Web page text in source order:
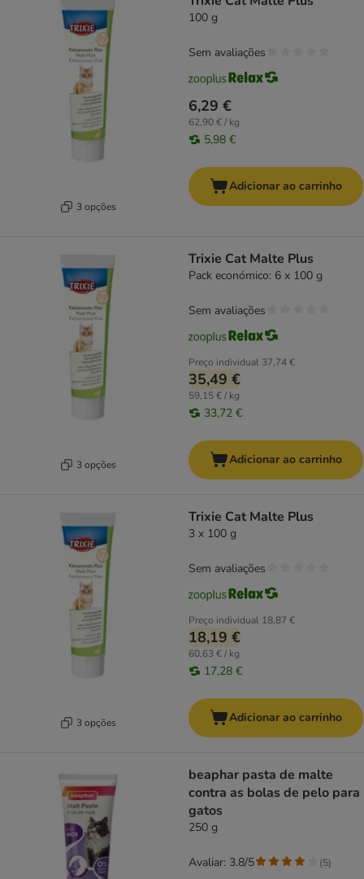
3 opções
100 g
6,29 €
62,90 € / kg
5,98 €
Sem avaliações
Adicionar ao carrinho
3 opções
Trixie Cat Malte Plus
Pack económico: 6 x 100 g
Preço individual 37,74 €
35,49 €
59,15 € / kg
33,72 €
Sem avaliações
Adicionar ao carrinho
3 opções
Trixie Cat Malte Plus
3 x 100 g
Preço individual 18,87 €
18,19 €
60,63 € / kg
17,28 €
Sem avaliações
Adicionar ao carrinho
beaphar pasta de malte
contra as bolas de pelo para
gatos
250 g
Avaliar: 3.8/5 (5)